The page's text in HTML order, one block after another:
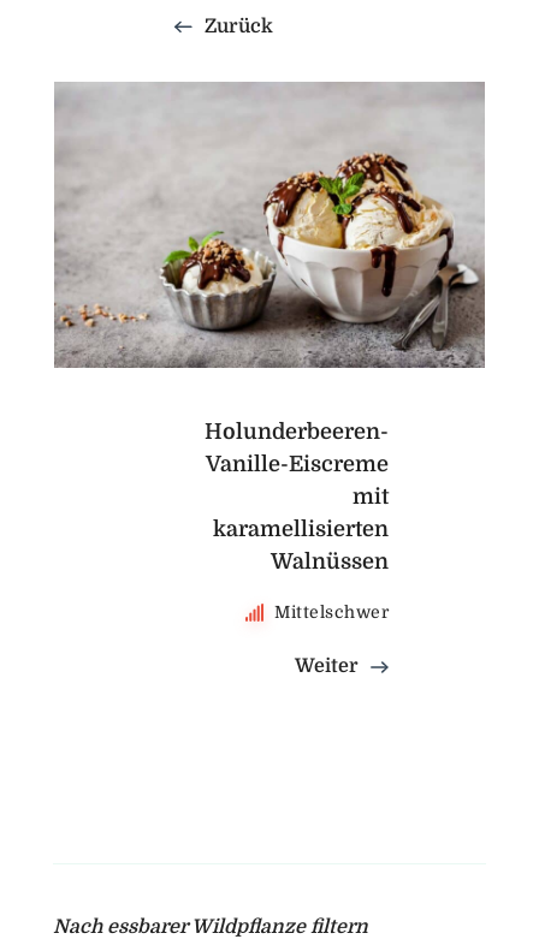
Zurück
Holunderbeeren-
Vanille-Eiscreme
mit
karamellisierten
Walnüssen
Mittelschwer
Weiter
Nach essbarer Wildpflanze filtern